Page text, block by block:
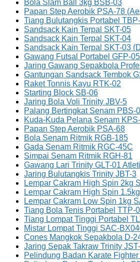
Bola Slam Ball 3kg BSB-03
Papan Step Aerobik PSA-78
Tiang Bulutangkis Portabel
Sandsack Kain Terpal SKT-05
Sandsack Kain Terpal SKT-04
Sandsack Kain Terpal SKT-03
Gawang Futsal Portabel GFP-05
Jaring Gawang Sepakbola
Gantungan Sandsack Tembok
Raket Tonnis Kayu RTK-02
Starting Block SB-06
Jaring Bola Voli Trinity JBV-5
Palang Bertingkat Senam PBS-
Kuda-Kuda Pelana Senam
Papan Step Aerobik PSA-68
Bola Senam Ritmik RGB-185
Gada Senam Ritmik RGC-45C
Simpai Senam Ritmik RGH-81
Gawang Lari Trinity GLT-01
Jaring Bulutangkis Trinity JBT-3
Lempar Cakram High Spin 2kg
Lempar Cakram High Spin
Lempar Cakram Low Spin 1kg
Tiang Bola Tenis Portabel TTP-
Tiang Lompat Tinggi Portabel
Mistar Lompat Tinggi SAC-
Cones Mangkok Sepakbola D-
Jaring Sepak Takraw Trinity
Pelindung Badan Karate